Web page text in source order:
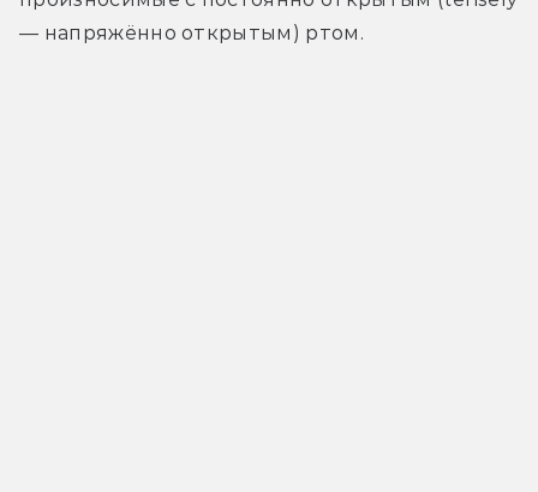
— напряжённо открытым) ртом.